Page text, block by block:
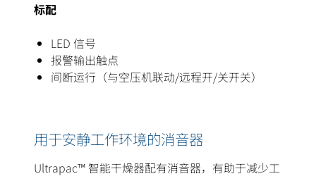
标配
LED 信号
报警输出触点
间断运行（与空压机联动/远程开/关开关）
用于安静工作环境的消音器
Ultrapac™ 智能干燥器配有消音器，有助于减少工